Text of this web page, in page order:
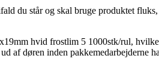
du står og skal bruge produktet fluks,
hvid frostlim 5 1000stk/rul,
af døren inden pakkemedarbejderne